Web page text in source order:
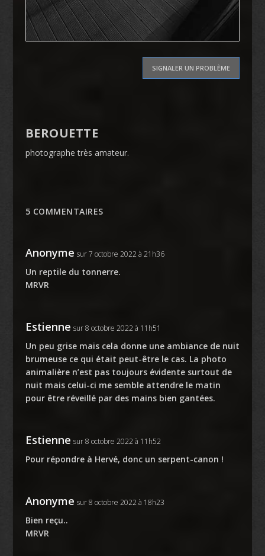
SIGNALER UN PROBLÈME
BEROUETTE
photographe très amateur.
5 COMMENTAIRES
Anonyme sur 7 octobre 2022 à 21h36
Un reptile du tonnerre.
MRVR
Estienne sur 8 octobre 2022 à 11h51
Un peu grise mais cela donne une ambiance de nuit
brumeuse ce qui était peut-être le cas. La photo
animalière n’est pas toujours évidente surtout de
nuit mais celui-ci me semble attendre le matin
pour être réveillé par des mains bien gantées.
Estienne sur 8 octobre 2022 à 11h52
Pour répondre à Hervé, donc un serpent-canon !
Anonyme sur 8 octobre 2022 à 18h23
Bien reçu..
MRVR